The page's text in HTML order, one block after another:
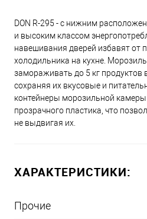
DON R-295 - с нижним
и высоким классом
навешивания дверей избавят от
холодильника на кухне.
замораживать до 5 кг продуктов
сохраняя их вкусовые и
контейнеры морозильной
прозрачного пластика, что
не выдвигая их.
ХАРАКТЕРИСТИКИ:
Прочие